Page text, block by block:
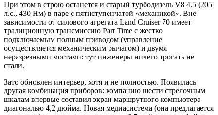
При этом в строю останется и старый турбодизель V8 4.5 (205
л.с., 430 Нм) в паре с пятиступенчатой «механикой». Вне
зависимости от силового агрегата Land Cruiser 70 имеет
традиционную трансмиссию Part Time с жестко
подключаемым полным приводом (управление
осуществляется механическим рычагом) и двумя
неразрезными мостами: тут инженеры ничего трогать не
стали.
Зато обновлен интерьер, хотя и не полностью. Появилась
другая комбинация приборов: компанию шести стрелочным
шкалам впервые составил экран маршрутного компьютера
диагональю 4,2 дюйма. Новая медиасистема (она предлагается